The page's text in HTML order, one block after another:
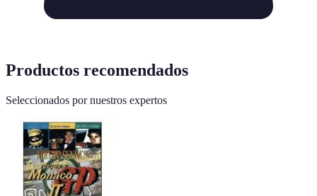
Productos recomendados
Seleccionados por nuestros expertos